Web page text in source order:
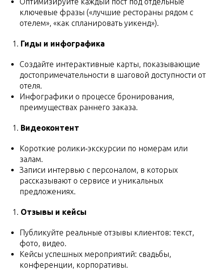
ключевые фразы («лучшие рестораны рядом с
отелем», «как спланировать уикенд»).
Гиды и инфографика
Создайте интерактивные карты, показывающие
достопримечательности в шаговой доступности от
отеля.
Инфографики о процессе бронирования,
преимуществах раннего заказа.
Видеоконтент
Короткие ролики‑экскурсии по номерам или
залам.
Записи интервью с персоналом, в которых
рассказывают о сервисе и уникальных
предложениях.
Отзывы и кейсы
Публикуйте реальные отзывы клиентов: текст,
фото, видео.
Кейсы успешных мероприятий: свадьбы,
конференции, корпоративы.